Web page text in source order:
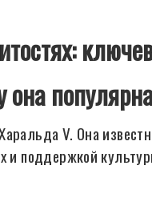
она
V. Она
и поддержкой